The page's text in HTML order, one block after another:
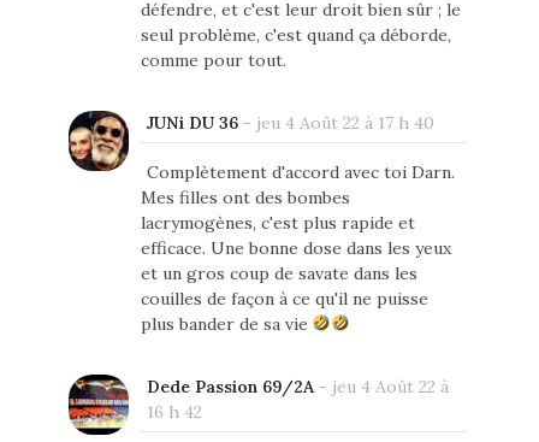
défendre, et c'est leur droit bien sûr ; le
seul problème, c'est quand ça déborde,
comme pour tout.
JUNi DU 36- jeu 4 Août 22 à 17 h 40
Complètement d'accord avec toi Darn.
Mes filles ont des bombes
lacrymogènes, c'est plus rapide et
efficace. Une bonne dose dans les yeux
et un gros coup de savate dans les
couilles de façon à ce qu'il ne puisse
plus bander de sa vie
Dede Passion 69/2A- jeu 4 Août 22 à
16 h 42